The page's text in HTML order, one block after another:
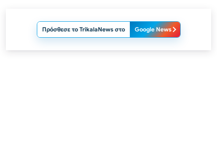
Πρόσθεσε το TrikalaNews στο Google News